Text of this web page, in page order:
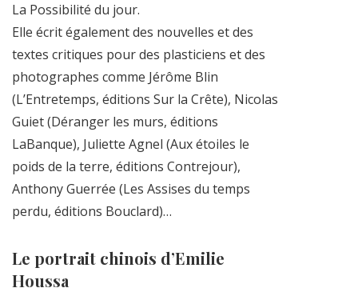
La Possibilité du jour.
Elle écrit également des nouvelles et des
textes critiques pour des plasticiens et des
photographes comme Jérôme Blin
(L’Entretemps, éditions Sur la Crête), Nicolas
Guiet (Déranger les murs, éditions
LaBanque), Juliette Agnel (Aux étoiles le
poids de la terre, éditions Contrejour),
Anthony Guerrée (Les Assises du temps
perdu, éditions Bouclard)…
Le portrait chinois d’Emilie
Houssa